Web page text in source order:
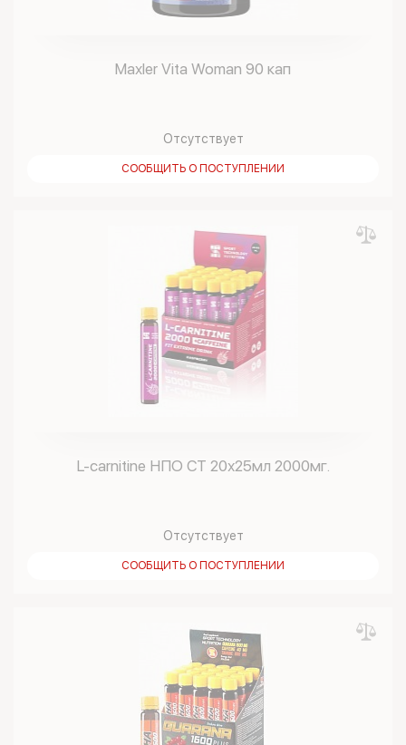
Maxler Vita Woman 90 кап
Отсутствует
СООБЩИТЬ О ПОСТУПЛЕНИИ
L-carnitine НПО СТ 20х25мл 2000мг.
Отсутствует
СООБЩИТЬ О ПОСТУПЛЕНИИ